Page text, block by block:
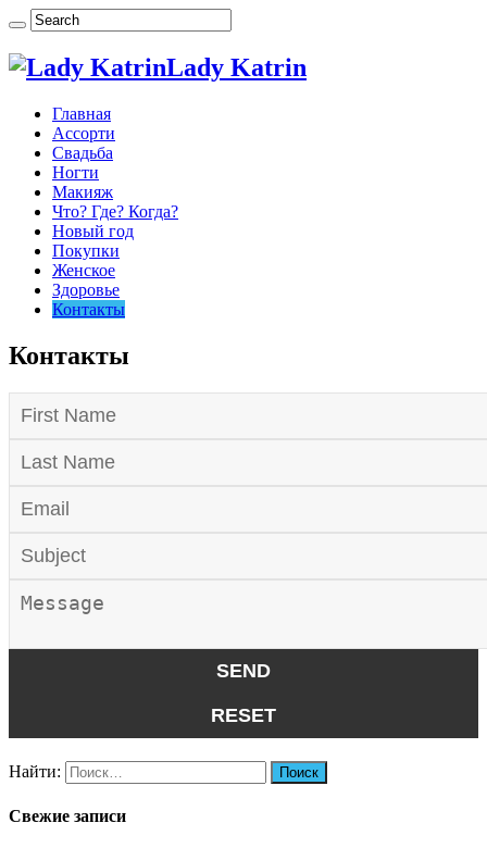
Lady Katrin
Главная
Ассорти
Свадьба
Ногти
Макияж
Что? Где? Когда?
Новый год
Покупки
Женское
Здоровье
Контакты
Контакты
Найти:
Свежие записи